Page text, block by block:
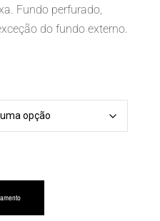
Fundo perfurado,
do fundo externo.